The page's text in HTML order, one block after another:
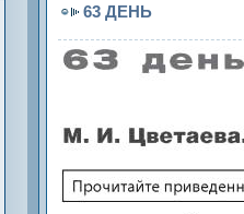
63 ДЕНЬ